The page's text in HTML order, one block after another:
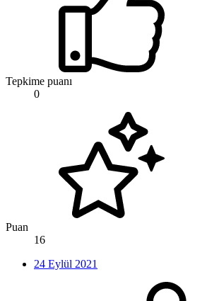
Tepkime puanı
0
Puan
16
24 Eylül 2021